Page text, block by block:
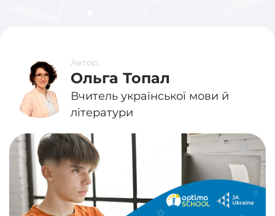
Автор:
Ольга Топал
Вчитель української мови й
літератури